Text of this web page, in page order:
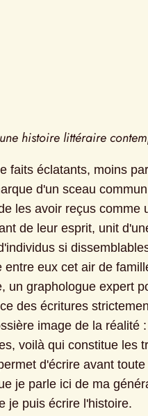
histoire littéraire
faits éclatants, moins
d'un sceau
les avoir reçus comme
de leur esprit, unit
si
entre eux cet air de
un graphologue expert
des écritures
image de la réalité
voilà qui constitue les
d'écrire avant
je parle ici de ma
je puis écrire l'histoire.